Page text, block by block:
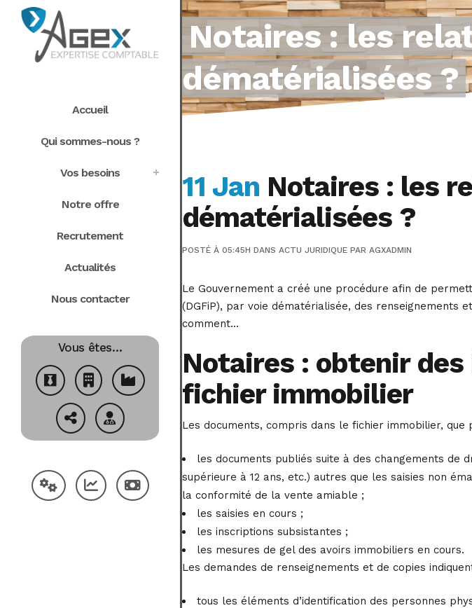
Accueil
Qui sommes-nous ?
Vos besoins
Notre offre
Recrutement
Actualités
Nous contacter
Vous êtes…
Notaires : les
dématérialisées ?
11 Jan Notaires : les
dématérialisées ?
POSTÉ À 05:45H DANS ACTU JURIDIQUE PAR AGXADMIN
Le Gouvernement a créé une procédure afin de
(DGFiP), par voie dématérialisée, des renseignements
comment…
Notaires : obtenir
fichier immobilier
Les documents, compris dans le fichier immobilier,
les documents publiés suite à des changements de
supérieure à 12 ans, etc.) autres que les saisies non
la conformité de la vente amiable ;
les saisies en cours ;
les inscriptions subsistantes ;
les mesures de gel des avoirs immobiliers en cours.
Les demandes de renseignements et de copies
tous les éléments d’identification des personnes